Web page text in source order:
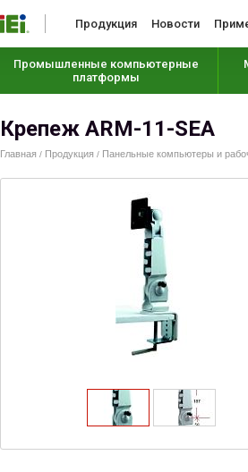
Продукция Новости
Промышленные компьютерные
платформы
Крепеж ARM-11-SEA
Главная / Продукция / Панельные компьютеры и